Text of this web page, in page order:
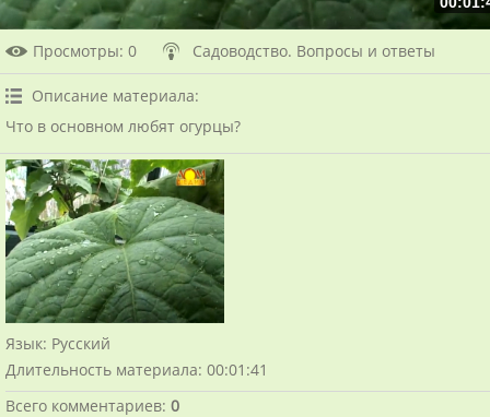
Просмотры: 0 Садоводство. Вопросы и ответы
Описание материала:
Что в основном любят огурцы?
Язык: Русский
Длительность материала: 00:01:41
Всего комментариев: 0